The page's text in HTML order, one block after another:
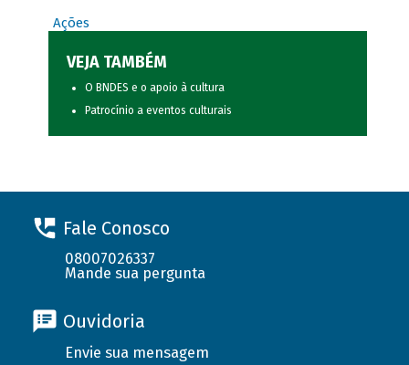
Ações
VEJA TAMBÉM
O BNDES e o apoio à cultura
Patrocínio a eventos culturais
Fale Conosco
08007026337
Mande sua pergunta
Ouvidoria
Envie sua mensagem